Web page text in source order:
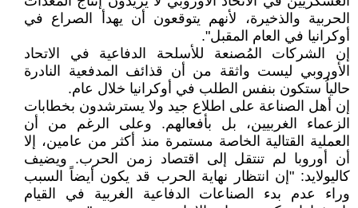
الحربية والذخيرة، لأنهم يتوقعون أن يهدأ الصراع في
أوكرانيا في العام المقبل".
إن الشركات المُصنعة للأسلحة الدفاعية في الاتحاد
الأوروبي ليست واثقة من أن قذائف المدفعية النادرة
حالياُ ستكون بنفس الطلب في أوكرانيا خلال عام.
إن أهل الصناعة على اطلاع جيد ولا يسترشدون بخطابات
الزعماء الغربيين، بل بأفعالهم. وعلى الرغم من أن
العملية القتالية الخاصة مستمرة منذ أكثر من عامين، إلا
أن أوروبا لم تنتقل إلى اقتصاد زمن الحرب. ويضيف
كاليولايد: "إن انتظار نهاية الحرب قد يكون أيضاً السبب
وراء عدم بدء الصناعات الدفاعية الغربية في القيام